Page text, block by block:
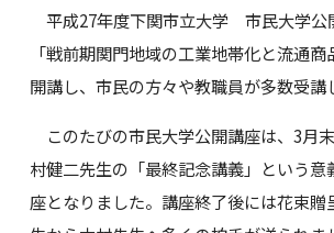
平成27年度下関市立大学 市民大学
「戦前期関門地域の工業地帯化と流通
開講し、市民の方々や教職員が多数受講
このたびの市民大学公開講座は、3月
村健二先生の「最終記念講義」という意
座となりました。講座終了後には花束贈